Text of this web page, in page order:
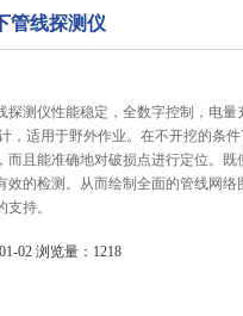
管线探测仪
探测仪性能稳定，全数字控制，电
，适用于野外作业。在不开挖的条
而且能准确地对破损点进行定位。既
效的检测。从而绘制全面的管线网络
持。
02 浏览量：1218